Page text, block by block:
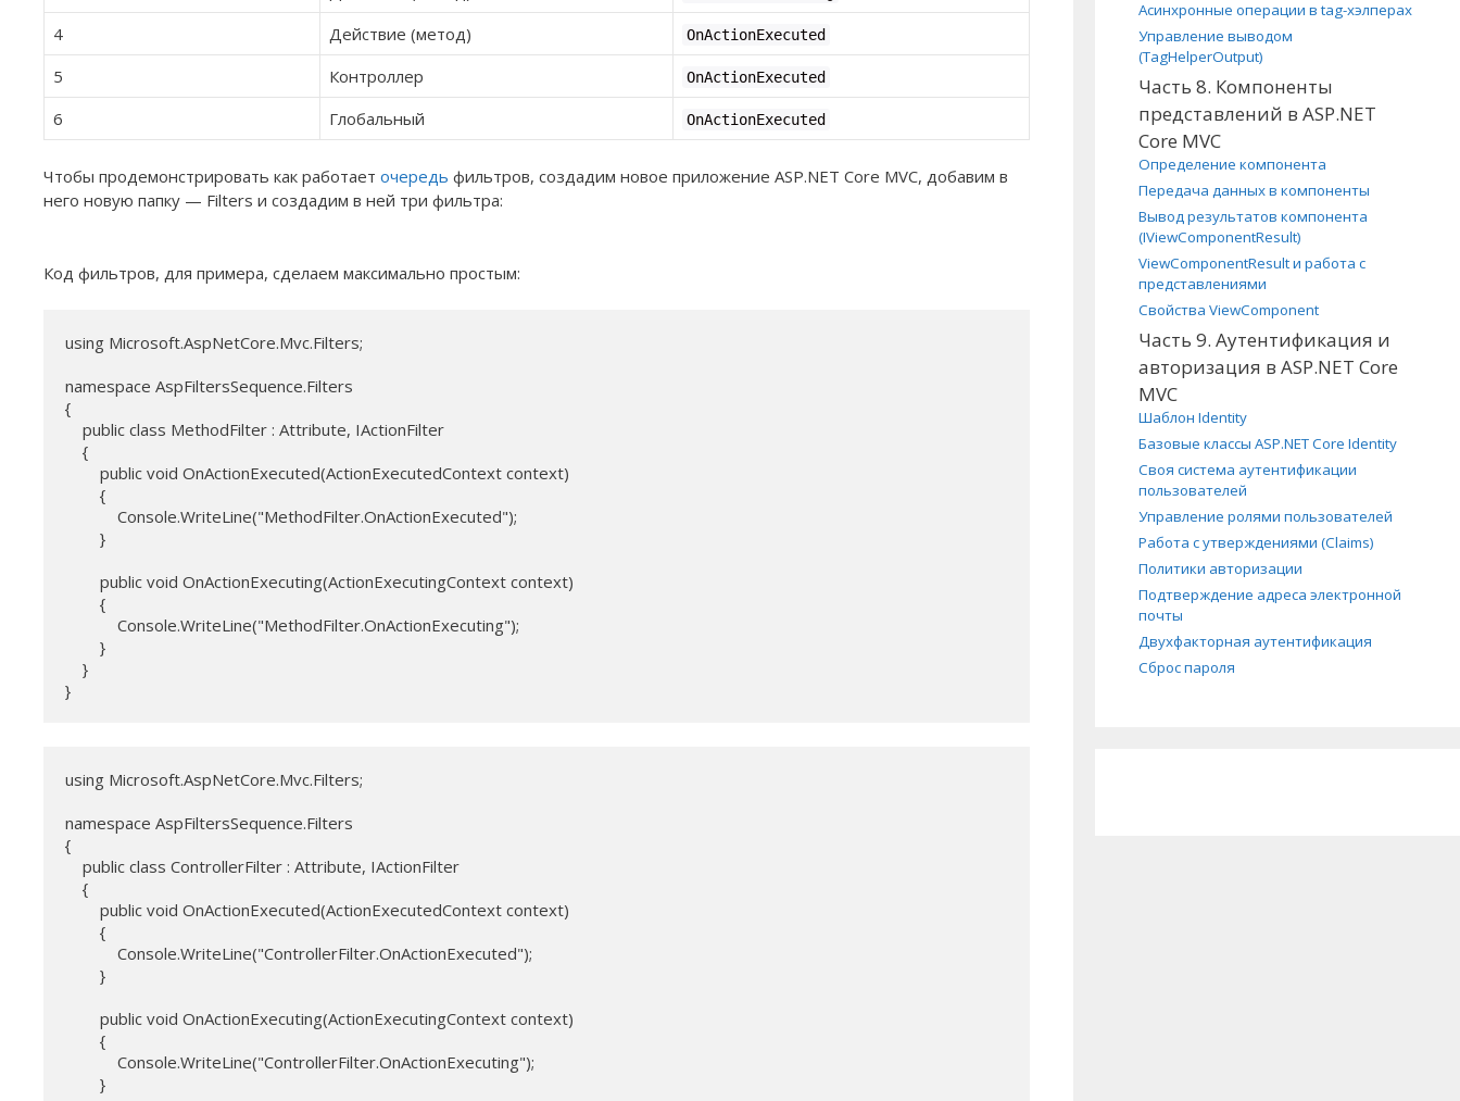
4 Действие (метод) OnActionExecuted
5 Контроллер OnActionExecuted
6 Глобальный OnActionExecuted
Чтобы продемонстрировать как работает очередь фильтров, создадим новое приложение ASP.NET Core MVC, добавим в
него новую папку — Filters и создадим в ней три фильтра:
Код фильтров, для примера, сделаем максимально простым:
using Microsoft.AspNetCore.Mvc.Filters;
namespace AspFiltersSequence.Filters
{
    public class MethodFilter : Attribute, IActionFilter
    {
        public void OnActionExecuted(ActionExecutedContext context)
        {
            Console.WriteLine("MethodFilter.OnActionExecuted");
        }
        public void OnActionExecuting(ActionExecutingContext context)
        {
            Console.WriteLine("MethodFilter.OnActionExecuting");
        }
    }
}
using Microsoft.AspNetCore.Mvc.Filters;
namespace AspFiltersSequence.Filters
{
    public class ControllerFilter : Attribute, IActionFilter
    {
        public void OnActionExecuted(ActionExecutedContext context)
        {
            Console.WriteLine("ControllerFilter.OnActionExecuted");
        }
        public void OnActionExecuting(ActionExecutingContext context)
        {
            Console.WriteLine("ControllerFilter.OnActionExecuting");
        }
Асинхронные операции в tag-хэлперах
Управление выводом
(TagHelperOutput)
Часть 8. Компоненты
представлений в ASP.NET
Core MVC
Определение компонента
Передача данных в компоненты
Вывод результатов компонента
(IViewComponentResult)
ViewComponentResult и работа с
представлениями
Свойства ViewComponent
Часть 9. Аутентификация и
авторизация в ASP.NET Core
MVC
Шаблон Identity
Базовые классы ASP.NET Core Identity
Своя система аутентификации
пользователей
Управление ролями пользователей
Работа с утверждениями (Claims)
Политики авторизации
Подтверждение адреса электронной
почты
Двухфакторная аутентификация
Сброс пароля